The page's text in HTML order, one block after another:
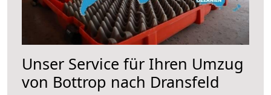
Unser Service für Ihren Umzug
von Bottrop nach Dransfeld